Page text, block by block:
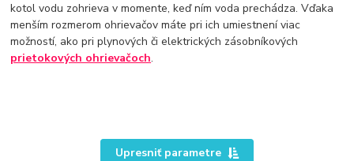
kotol vodu zohrieva v momente, keď ním voda prechádza. Vďaka
menším rozmerom ohrievačov máte pri ich umiestnení viac
možností, ako pri plynových či elektrických zásobníkových
prietokových ohrievačoch.
Upresniť parametre